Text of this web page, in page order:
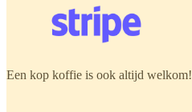
Een kop koffie is ook altijd welkom!